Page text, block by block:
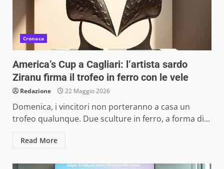
Cronaca
America’s Cup a Cagliari: l’artista sardo
Ziranu firma il trofeo in ferro con le vele
Redazione 22 Maggio 2026
Domenica, i vincitori non porteranno a casa un
trofeo qualunque. Due sculture in ferro, a forma di...
Read More